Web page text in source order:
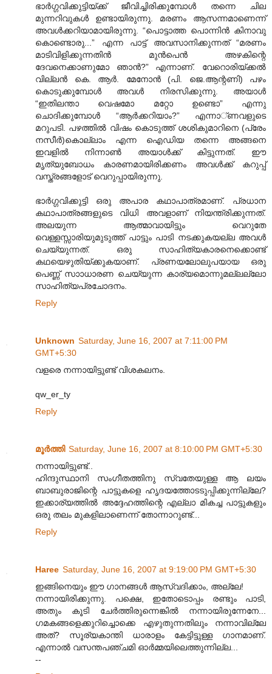
ഭാര്‍ഗ്ഗവിക്കുട്ടിയ്ക്ക് ജീ‍വിച്ചിരിക്കുമ്പോള്‍ തന്നെ ചില
മുന്നറിവുകള്‍ ഉണ്ടാ‍യിരുന്നു. മരണം ആസന്നമാണെന്ന്
അവള്‍ക്കറിയാമായിരുന്നു. “പൊട്ടാത്ത പൊന്നിന്‍ കിനാവു
കൊണ്ടൊരു...” എന്ന പാട്ട് അവസാനിക്കുന്നത് “മരണം
മാടിവിളിക്കുന്നതിന്‍ മുന്‍പെന്‍ അഴകിന്റെ
ദേവനെക്കാണുമോ ഞാന്‍?” എന്നാണ്. വേറൊരിയ്ക്കല്‍
വില്ലന്‍ കെ. ആര്‍. മേനോന്‍ (പി. ജെ.ആന്റണി) പഴം
കൊടുക്കുമ്പോള്‍ അവള്‍ നിരസിക്കുന്നു. അയാള്‍
“ഇതിലന്താ വെഷമോ മറ്റോ ഉണ്ടൊ” എന്നു
ചൊദിക്കുമ്പോള്‍ “ആര്‍ക്കറിയാം?” എന്നാ‍്ണവളുടെ
മറുപടി. പഴത്തില്‍ വിഷം കൊടുത്ത് ശശികുമാറിനെ (പ്രേം
നസീര്‍)കൊല്ലാം എന്ന ഐഡിയ തന്നെ അങ്ങനെ
ഇവളില്‍ നിന്നാണ്‍ അയാള്‍ക്ക് കിട്ടുന്നത്. ഈ
മൃത്യുബോധം കാരണമായിരിക്കണം അവള്‍ക്ക് കറുപ്പ്
വസ്ത്രങ്ങളോട് വെറുപ്പായിരുന്നു.
ഭാര്‍ഗ്ഗവിക്കുട്ടി ഒരു അപാര കഥാപാത്രമാണ്. പ്രധാന
കഥാപാത്രങ്ങളുടെ വിധി അവളാണ് നിയന്ത്രിക്കുന്നത്.
അലയുന്ന ആത്മാവായിട്ടും വെറുതേ
വെള്ളസ്സാരിയുമുടുത്ത് പാട്ടും പാടി നടക്കുകയല്ല അവള്‍
ചെയ്യുന്നത്. ഒരു സാഹിത്യകാരനെക്കൊണ്ട്
കഥയെഴുതിയ്ക്കുകയാണ്. പ്രണയലോലുപയായ ഒരു
പെണ്ണ് സാ‍ാധാരണ ചെയ്യുന്ന കാര്യമൊന്നുമല്ലല്ലോ
സാഹിത്യപ്രചോദനം.
Reply
Unknown Saturday, June 16, 2007 at 7:11:00 PM
GMT+5:30
വളരെ നന്നായിട്ടുണ്ട് വിശകലനം.
qw_er_ty
Reply
മൂര്‍ത്തി Saturday, June 16, 2007 at 8:10:00 PM GMT+5:30
നന്നായിട്ടുണ്ട്..
ഹിന്ദുസ്ഥാനി സംഗീതത്തിനു സ്വതേയുള്ള ആ ലയം
ബാബുരാജിന്റെ പാട്ടുകളെ ഹൃദയത്തോടടുപ്പിക്കുന്നില്ലേ?
ഇക്കാര്യത്തില്‍ അദ്ദേഹത്തിന്റെ എല്ലാ മികച്ച പാട്ടുകളും
ഒരു തലം മുകളിലാണെന്ന് തോന്നാറുണ്ട്...
Reply
Haree Saturday, June 16, 2007 at 9:19:00 PM GMT+5:30
ഇങ്ങിനെയും ഈ ഗാനങ്ങള്‍ ആസ്വദിക്കാം, അല്ലേ!
നന്നായിരിക്കുന്നു. പക്ഷെ, ഇതോടൊപ്പം രണ്ടും പാടി,
അതും കൂടി ചേര്‍ത്തിരുന്നെങ്കില്‍ നന്നായിരുന്നേനേ...
ഗമകങ്ങളെക്കുറിച്ചൊക്കെ എഴുതുന്നതിലും നന്നാവില്ലേ
അത്? സൂര്യകാന്തി ധാരാളം കേട്ടിട്ടുള്ള ഗാനമാണ്.
എന്നാല്‍ വസന്തപഞ്ചമി ഓര്‍മ്മയിലെത്തുന്നില്ല...
--